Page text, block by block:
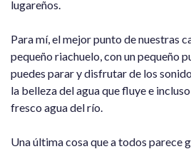
lugareños.
Para mí, el mejor punto de nuestras
pequeño riachuelo, con un pequeño
puedes parar y disfrutar de los
la belleza del agua que fluye e
fresco agua del río.
Una última cosa que a todos parece